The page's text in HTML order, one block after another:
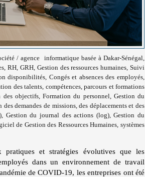
/ agence informatique basée à Dakar-Sénégal,
RH, GRH, Gestion des ressources humaines, Suivi
disponibilités, Congés et absences des employés,
des talents, compétences, parcours et formations
objectifs, Formation du personnel, Gestion du
demandes de missions, des déplacements et des
Gestion du journal des actions (log), Gestion du
de Gestion des Ressources Humaines, systèmes
et stratégies évolutives que les
dans un environnement de travail
de COVID-19, les entreprises ont été